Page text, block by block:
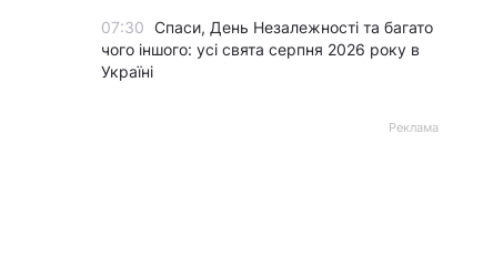
07:30 Спаси, День Незалежності та багато
чого іншого: усі свята серпня 2026 року в
Україні
Реклама